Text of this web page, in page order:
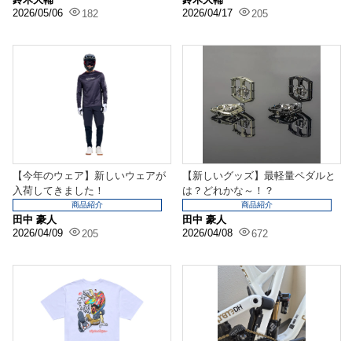
2026/05/06
182
2026/04/17
205
【今年のウェア】新しいウェアが
入荷してきました！
田中 豪人
2026/04/09
205
商品紹介
【新しいグッズ】最軽量ペダルと
は？どれかな～！？
田中 豪人
2026/04/08
672
商品紹介